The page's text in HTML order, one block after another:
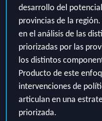
desarrollo del
provincias de la región.
en el análisis de las
priorizadas por las
los distintos
Producto de este
intervenciones de
articulan en una
priorizada.